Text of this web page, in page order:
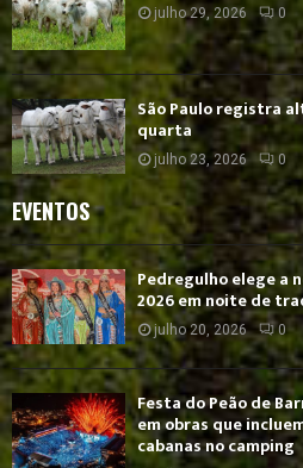
julho 29, 2026 0
São Paulo registra
quarta
julho 23, 2026 0
EVENTOS
Pedregulho elege a
2026 em noite de
julho 20, 2026 0
Festa do Peão de
em obras que
cabanas no camping